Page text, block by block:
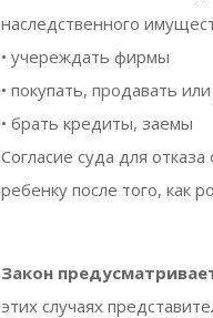
наследственного
• учереждать фирмы
• покупать, продавать
• брать кредиты, заемы
Согласие суда для
ребенку после того, как
Закон
этих случаях